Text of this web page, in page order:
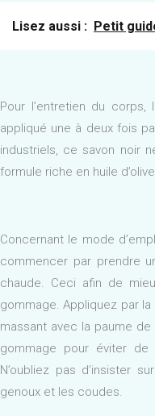
Lisez aussi : Petit
Pour l’entretien du
appliqué une à deux fois
industriels, ce savon noir
formule riche en huile
Concernant le mode
commencer par prendre
chaude. Ceci afin de
gommage. Appliquez par
massant avec la paume
gommage pour éviter
N’oubliez pas d’insister
genoux et les coudes.